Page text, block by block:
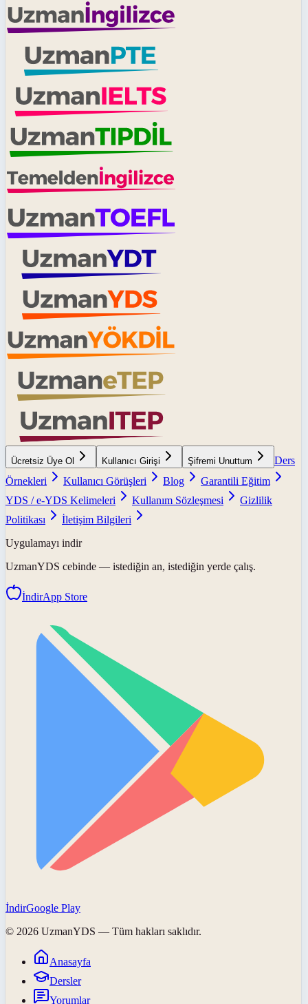
Ücretsiz Üye Ol Kullanıcı Girişi Şifremi Unuttum
Ders
Örnekleri
Kullanıcı Görüşleri Blog
Garantili Eğitim
YDS / e-YDS Kelimeleri
Kullanım Sözleşmesi
Gizlilik
Politikası
İletişim Bilgileri
Uygulamayı indir
UzmanYDS cebinde — istediğin an, istediğin yerde çalış.
İndirApp Store
İndirGoogle Play
© 2026 UzmanYDS — Tüm hakları saklıdır.
Anasayfa
Dersler
Yorumlar